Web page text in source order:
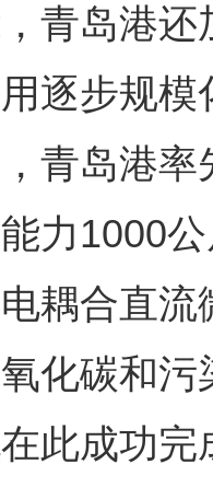
岛港还
逐步规
青岛港
力1000
耦合直
化碳和
此成功完